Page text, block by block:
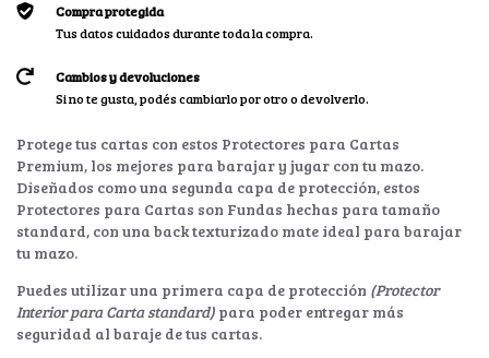
Compra protegida
Tus datos cuidados durante toda la compra.
Cambios y devoluciones
Si no te gusta, podés cambiarlo por otro o devolverlo.
Protege tus cartas con estos Protectores para Cartas
Premium, los mejores para barajar y jugar con tu mazo.
Diseñados como una segunda capa de protección, estos
Protectores para Cartas son Fundas hechas para tamaño
standard, con una back texturizado mate ideal para barajar
tu mazo.
Puedes utilizar una primera capa de protección (Protector
Interior para Carta standard) para poder entregar más
seguridad al baraje de tus cartas.